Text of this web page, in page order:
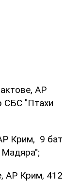
АР
СБС "Птахи
Крим, 9 бат
АР Крим, 412